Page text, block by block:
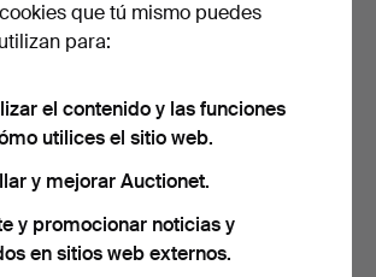
/
6
CABALLITO BALANCÍN
APROX. 1950.
6 días
que tú mismo puedes
para:
el contenido y las funciones
utilices el sitio web.
y mejorar Auctionet.
y promocionar noticias y
en sitios web externos.